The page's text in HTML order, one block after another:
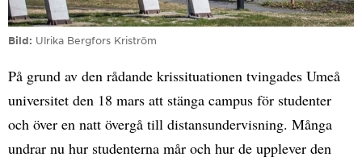
Bild Ulrika Bergfors Kriström
På grund av den rådande krissituationen tvingades Umeå
universitet den 18 mars att stänga campus för studenter
och över en natt övergå till distansundervisning. Många
undrar nu hur studenterna mår och hur de upplever den